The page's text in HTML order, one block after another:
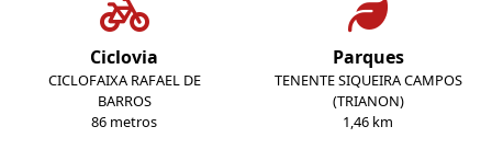
Ciclovia
CICLOFAIXA RAFAEL DE
BARROS
86 metros
Parques
TENENTE SIQUEIRA CAMPOS
(TRIANON)
1,46 km